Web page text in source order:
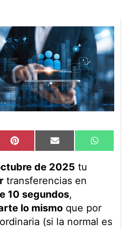
Compartir
en
Pinterest Compartir
en
Email
en
de 2025 tu
transferencias en
10 segundos,
lo mismoque por
(si la normal es